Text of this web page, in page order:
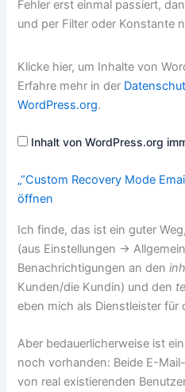
Fehler erst einmal passiert,
und per Filter oder Konstante
„“Custom
Recovery
Mode
—
von
WordPress.org
Klicke hier, um Inhalte von
Erfahre mehr in der
WordPress.org.
Inhalt von WordPress.org
„“Custom Recovery Mode
öffnen
Ich finde, das ist ein guter
(aus Einstellungen ->
Benachrichtigungen an den
Kunden/die Kundin) und den
eben mich als Dienstleister für
Aber bedauerlicherweise ist
noch vorhanden: Beide E-
von real existierenden